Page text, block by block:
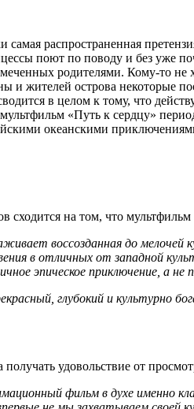
самая распространенная
поют по поводу и без уже
родителями. Кому-то
и жителей острова некоторые
в целом к тому, что
«Путь к сердцу»
океанскими
сходится на том, что
воссозданная до
в отличных от западной
эпическое приключение, а не
глубокий и культурно
удовольствие от
фильм в духе именно